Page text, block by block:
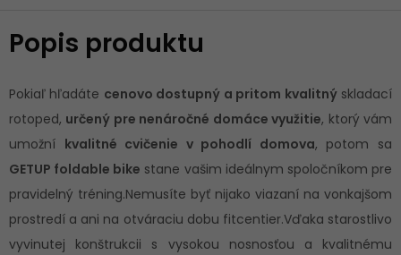
Popis produktu
Pokiaľ hľadáte cenovo dostupný a pritom kvalitnýskladací
rotoped, určený pre nenáročné domáce využitie, ktorý vám
umožní kvalitné cvičenie v pohodlí domova, potom sa
GETUP foldable bike stane vašim ideálnym spoločníkom pre
pravidelný tréning.Nemusíte byť nijako viazaní na vonkajšom
prostredí a ani na otváraciu dobu fitcentier.Vďaka starostlivo
vyvinutej konštrukcii s vysokou nosnosťou a kvalitnému